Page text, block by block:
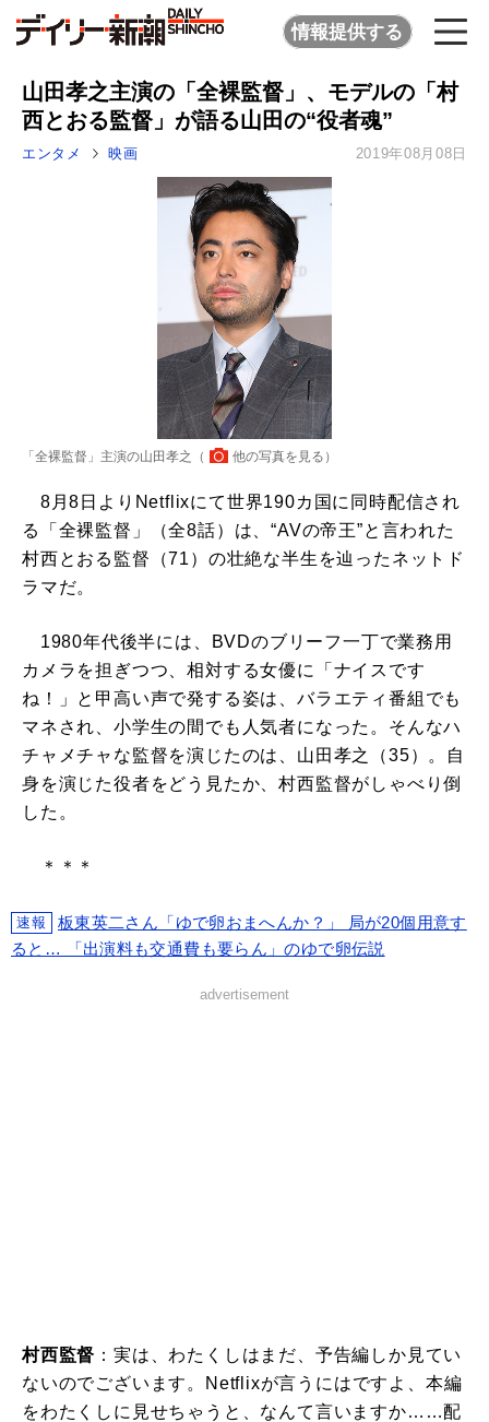
情報提供する
山田孝之主演の「全裸監督」、モデルの「村
西とおる監督」が語る山田の“役者魂”
エンタメ 映画 2019年08月08日
「全裸監督」主演の山田孝之（ 他の写真を見る ）
8月8日よりNetflixにて世界190カ国に同時配信され
る「全裸監督」（全8話）は、“AVの帝王”と言われた
村西とおる監督（71）の壮絶な半生を辿ったネットド
ラマだ。
1980年代後半には、BVDのブリーフ一丁で業務用
カメラを担ぎつつ、相対する女優に「ナイスです
ね！」と甲高い声で発する姿は、バラエティ番組でも
マネされ、小学生の間でも人気者になった。そんなハ
チャメチャな監督を演じたのは、山田孝之（35）。自
身を演じた役者をどう見たか、村西監督がしゃべり倒
した。
＊＊＊
速報
板東英二さん「ゆで卵おまへんか？」 局が20個用意す
ると… 「出演料も交通費も要らん」のゆで卵伝説
advertisement
村西監督 ：実は、わたくしはまだ、予告編しか見てい
ないのでございます。Netflixが言うにはですよ、本編
をわたくしに見せちゃうと、なんて言いますか……配